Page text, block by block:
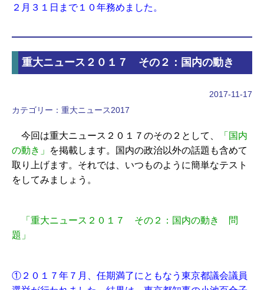
２月３１日まで１０年務めました。
重大ニュース２０１７ その２：国内の動き
2017-11-17
カテゴリー： 重大ニュース2017
今回は重大ニュース２０１７のその２として、
「国内
の動き」
を掲載します。国内の政治以外の話題も含めて
取り上げます。それでは、いつものように簡単なテスト
をしてみましょう。
「重大ニュース２０１７ その２：国内の動き 問
題」
①２０１７年７月、任期満了にともなう東京都議会議員